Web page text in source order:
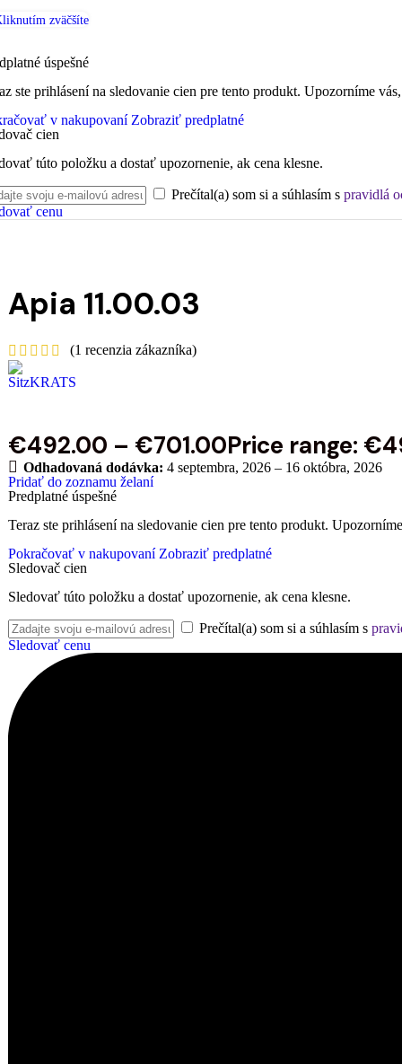
zväčšíte
úspešné
ste prihlásení na sledovanie cien pre tento produkt. Upozorníme
v nakupovaní Zobraziť predplatné
cien
túto položku a dostať upozornenie, ak cena klesne.
Prečítal(a) som si a súhlasím s pravidlá
cenu
Apia 11.00.03
(1 recenzia zákazníka)
€492.00 – €701.00Price range:
Odhadovaná dodávka: 4 septembra, 2026 – 16 októbra, 2026
Pridať do zoznamu želaní
Predplatné úspešné
Teraz ste prihlásení na sledovanie cien pre tento produkt.
Pokračovať v nakupovaní Zobraziť predplatné
Sledovač cien
Sledovať túto položku a dostať upozornenie, ak cena klesne.
Prečítal(a) som si a súhlasím s
Sledovať cenu